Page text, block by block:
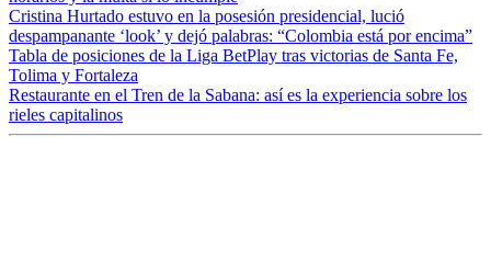
Cristina Hurtado estuvo en la posesión presidencial, lució
despampanante ‘look’ y dejó palabras: “Colombia está por encima”
Tabla de posiciones de la Liga BetPlay tras victorias de Santa Fe,
Tolima y Fortaleza
Restaurante en el Tren de la Sabana: así es la experiencia sobre los
rieles capitalinos